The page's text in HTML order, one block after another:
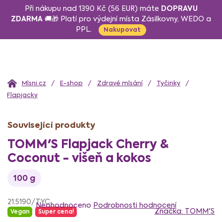
Při nákupu nad 1390 Kč (56 EUR) máte DOPRAVU
ZDARMA 🚚🎁 Platí pro výdejní místa Zásilkovny, WEDO a
PPL.
Nakupovat
Domů E-shop Zdravé mlsání
Tyčinky
Flapjacky
TOMM'S Flapjack Cherry &
Coconut - višeň a kokos
100 g
21.5190/TYC
Vegan Super cena!
hodnocení
produktu
Neohodnoceno Podrobnosti hodnocení
Značka: TOMM'S
Související produkty